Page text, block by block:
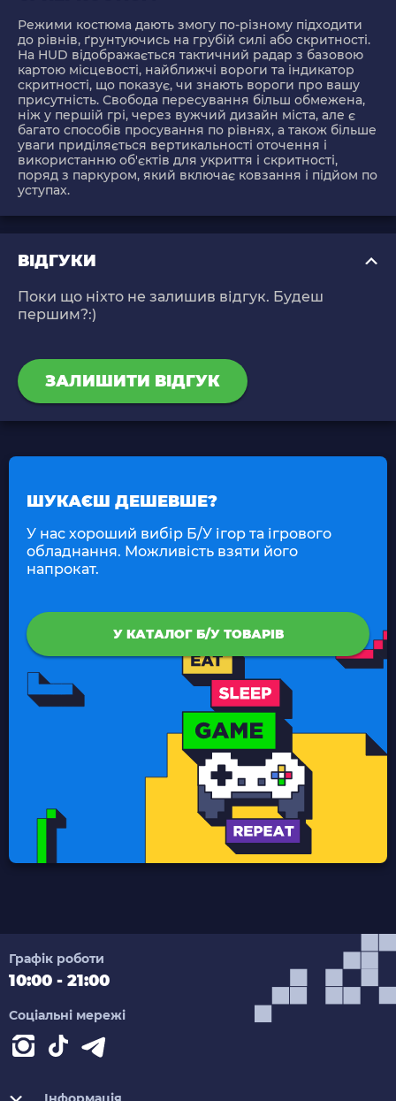
Режими костюма дають змогу по-різному підходити
до рівнів, ґрунтуючись на грубій силі або скритності.
На HUD відображається тактичний радар з базовою
картою місцевості, найближчі вороги та індикатор
скритності, що показує, чи знають вороги про вашу
присутність. Свобода пересування більш обмежена,
ніж у першій грі, через вужчий дизайн міста, але є
багато способів просування по рівнях, а також більше
уваги приділяється вертикальності оточення і
використанню об'єктів для укриття і скритності,
поряд з паркуром, який включає ковзання і підйом по
уступах.
ВІДГУКИ
Поки що ніхто не залишив відгук. Будеш
першим?:)
ЗАЛИШИТИ ВІДГУК
ШУКАЄШ ДЕШЕВШЕ?
У нас хороший вибір Б/У ігор та ігрового
обладнання. Можливість взяти його
напрокат.
У КАТАЛОГ Б/У ТОВАРІВ
Графік роботи
10:00 - 21:00
Соціальні мережі